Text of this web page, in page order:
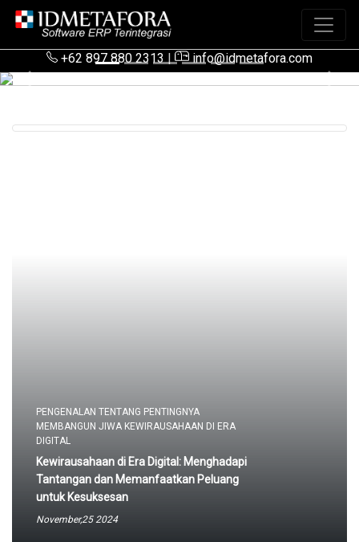
+62 897 880 2313|
info@idmetafora.com
Previous
Next
PENGENALAN TENTANG PENTINGNYA
MEMBANGUN JIWA KEWIRAUSAHAAN DI ERA
DIGITAL
Kewirausahaan di Era Digital: Menghadapi
Tantangan dan Memanfaatkan Peluang
untuk Kesuksesan
November,25 2024